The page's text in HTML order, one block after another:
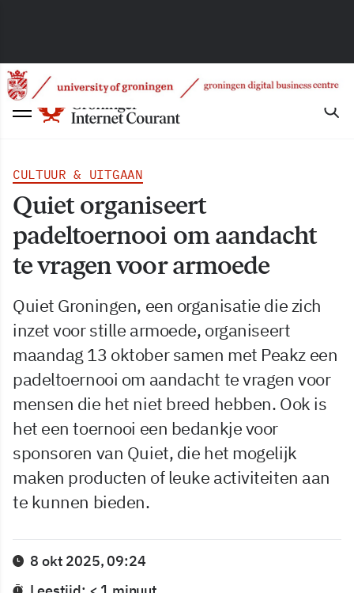
CULTUUR & UITGAAN
Quiet organiseert
padeltoernooi om aandacht
te vragen voor armoede
Quiet Groningen, een organisatie die zich
inzet voor stille armoede, organiseert
maandag 13 oktober samen met Peakz een
padeltoernooi om aandacht te vragen voor
mensen die het niet breed hebben. Ook is
het een toernooi een bedankje voor
sponsoren van Quiet, die het mogelijk
maken producten of leuke activiteiten aan
te kunnen bieden.
8 okt 2025, 09:24